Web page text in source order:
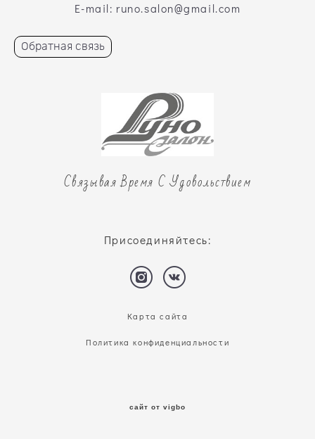
E-mail: runo.salon@gmail.com
Обратная связь
Связывая Время С Удовольствием
Присоединяйтесь:
Карта сайта
Политика конфиденциальности
сайт от vigbo